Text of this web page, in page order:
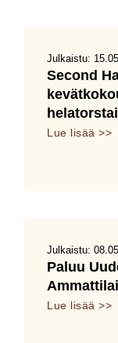
Julkaistu:
Second
Lue lisää >>
Julkaistu:
Paluu
Lue lisää >>